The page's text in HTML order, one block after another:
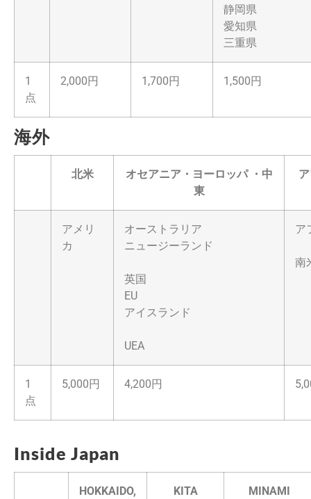
静岡県
愛知県
三重県
1
点
2,000円 1,700円 1,500円
海外
北米
オセアニア・ヨーロッパ ・中
東
アメリ
カ
オーストラリア
ニュージーランド
英国
EU
アイスランド
UEA
ア
南
1
点
5,000円 4,200円
Inside Japan
HOKKAIDO,
KITA
MINAMI